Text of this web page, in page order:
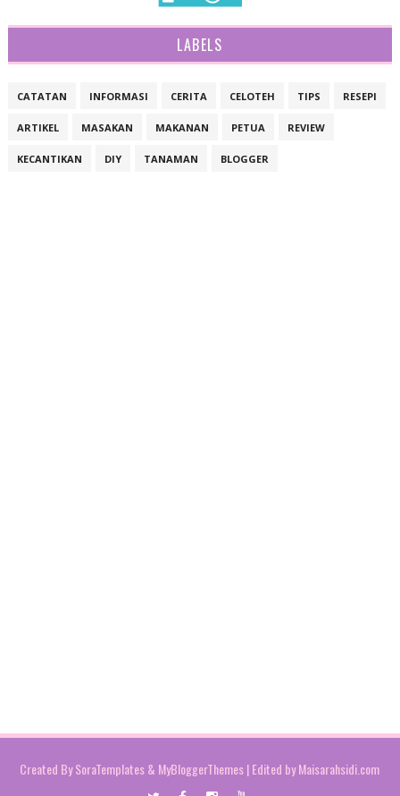
LABELS
CATATAN INFORMASI CERITA CELOTEH TIPS RESEPI
ARTIKEL MASAKAN MAKANAN PETUA REVIEW
KECANTIKAN DIY TANAMAN BLOGGER
Created BySoraTemplates& MyBloggerThemes| Edited byMaisarahsidi.com